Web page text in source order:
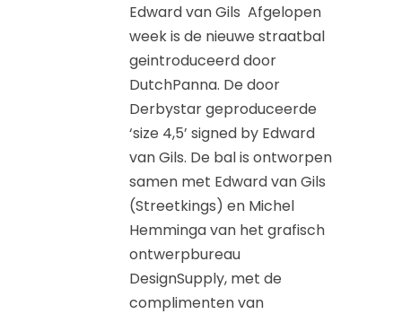
Edward van Gils Afgelopen
week is de nieuwe straatbal
geintroduceerd door
DutchPanna. De door
Derbystar geproduceerde
‘size 4,5’ signed by Edward
van Gils. De bal is ontworpen
samen met Edward van Gils
(Streetkings) en Michel
Hemminga van het grafisch
ontwerpbureau
DesignSupply, met de
complimenten van